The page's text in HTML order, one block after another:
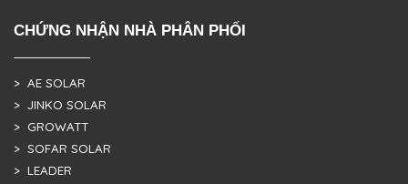
CHỨNG NHẬN NHÀ PHÂN PHỐI
> AE SOLAR
> JINKO SOLAR
> GROWATT
> SOFAR SOLAR
> LEADER